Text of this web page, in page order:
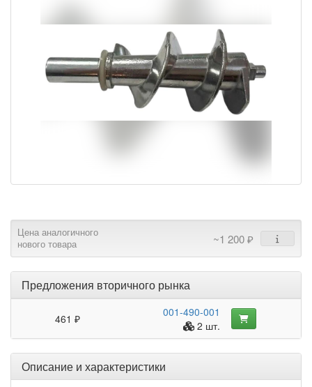
Цена аналогичного
нового товара
~1 200 ₽
Предложения вторичного рынка
461 ₽
001-490-001
2 шт.
Описание и характеристики